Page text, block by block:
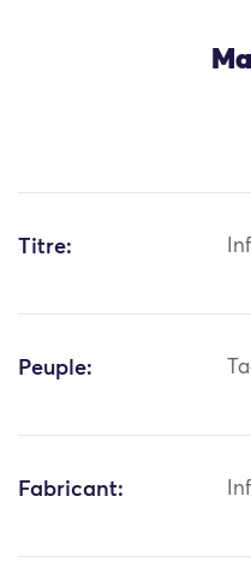
Titre:
Peuple:
Fabricant: